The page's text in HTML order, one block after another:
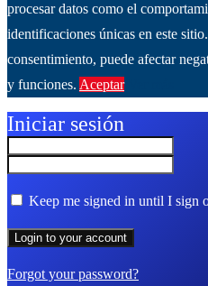
procesar datos como el
identificaciones únicas en este
consentimiento, puede afectar
y funciones. Aceptar
Iniciar sesión
Keep me signed in until I sign
Forgot your password?